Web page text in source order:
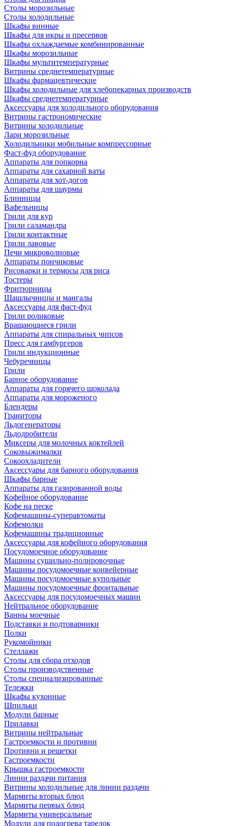
Столы морозильные
Столы холодильные
Шкафы винные
Шкафы для икры и пресервов
Шкафы охлаждаемые комбинированные
Шкафы морозильные
Шкафы мультитемпературные
Витрины среднетемпературные
Шкафы фармацевтические
Шкафы холодильные для хлебопекарных производств
Шкафы среднетемпературные
Аксессуары для холодильного оборудования
Витрины гастрономические
Витрины холодильные
Лари морозильные
Холодильники мобильные компрессорные
Фаст-фуд оборудование
Аппараты для попкорна
Аппараты для сахарной ваты
Аппараты для хот-догов
Аппараты для шаурмы
Блинницы
Вафельницы
Грили для кур
Грили саламандра
Грили контактные
Грили лавовые
Печи микроволновые
Аппараты пончиковые
Рисоварки и термосы для риса
Тостеры
Фритюрницы
Шашлычницы и мангалы
Аксессуары для фаст-фуд
Грили роликовые
Вращающиеся грили
Аппараты для спиральных чипсов
Пресс для гамбургеров
Грили индукционные
Чебуречницы
Грили
Барное оборудование
Аппараты для горячего шоколада
Аппараты для мороженого
Блендеры
Граниторы
Льдогенераторы
Льдодробители
Миксеры для молочных коктейлей
Соковыжималки
Сокоохладители
Аксессуары для барного оборудования
Шкафы барные
Аппараты для газированной воды
Кофейное оборудование
Кофе на песке
Кофемашины-суперавтоматы
Кофемолки
Кофемашины традиционные
Аксессуары для кофейного оборудования
Посудомоечное оборудование
Машины сушильно-полировочные
Машины посудомоечные конвейерные
Машины посудомоечные купольные
Машины посудомоечные фронтальные
Аксессуары для посудомоечных машин
Нейтральное оборудование
Ванны моечные
Подставки и подтоварники
Полки
Рукомойники
Стеллажи
Столы для сбора отходов
Столы производственные
Столы специализированные
Тележки
Шкафы кухонные
Шпильки
Модули барные
Прилавки
Витрины нейтральные
Гастроемкости и противни
Противни и решетки
Гастроемкости
Крышка гастроемкости
Линии раздачи питания
Витрины холодильные для линии раздачи
Мармиты вторых блюд
Мармиты первых блюд
Мармиты универсальные
Модули для подогрева тарелок